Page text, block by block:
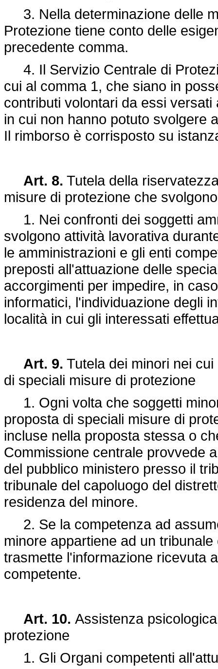
3. Nella determinazione delle
Protezione tiene conto delle
precedente comma.
4. Il Servizio Centrale di
cui al comma 1, che siano in
contributi volontari da essi
in cui non hanno potuto svolgere
Il rimborso è corrisposto su
Art. 8. Tutela della
misure di protezione che
1. Nei confronti dei soggetti
svolgono attività lavorativa
le amministrazioni e gli enti
preposti all'attuazione delle
accorgimenti per impedire, in
informatici, l'individuazione degli
località in cui gli interessati
Art. 9. Tutela dei minori nei
di speciali misure di protezione
1. Ogni volta che soggetti
proposta di speciali misure di
incluse nella proposta stessa o
Commissione centrale provvede
del pubblico ministero presso il
tribunale del capoluogo del
residenza del minore.
2. Se la competenza ad
minore appartiene ad un
trasmette l'informazione ricevuta
competente.
Art. 10. Assistenza
protezione
1. Gli Organi competenti